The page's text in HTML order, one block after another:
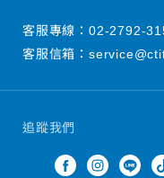
追蹤我們
客服專線： 02-2792-
客服信箱：